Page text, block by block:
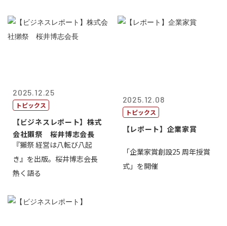
2025.12.25
トピックス
【ビジネスレポート】株式
会社獺祭 桜井博志会長
『獺祭 経営は八転び八起
き』を出版。桜井博志会長
熱く語る
2025.12.08
トピックス
【レポート】企業家賞
「企業家賞創設25 周年授賞
式」を開催